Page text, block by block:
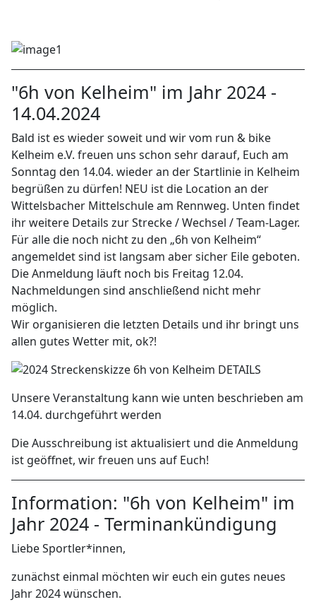
"6h von Kelheim" im Jahr 2024 -
14.04.2024
Bald ist es wieder soweit und wir vom run & bike
Kelheim e.V. freuen uns schon sehr darauf, Euch am
Sonntag den 14.04. wieder an der Startlinie in Kelheim
begrüßen zu dürfen! NEU ist die Location an der
Wittelsbacher Mittelschule am Rennweg. Unten findet
ihr weitere Details zur Strecke / Wechsel / Team-Lager.
Für alle die noch nicht zu den „6h von Kelheim“
angemeldet sind ist langsam aber sicher Eile geboten.
Die Anmeldung läuft noch bis Freitag 12.04.
Nachmeldungen sind anschließend nicht mehr
möglich.
Wir organisieren die letzten Details und ihr bringt uns
allen gutes Wetter mit, ok?!
Unsere Veranstaltung kann wie unten beschrieben am
14.04. durchgeführt werden
Die Ausschreibung ist aktualisiert und die Anmeldung
ist geöffnet, wir freuen uns auf Euch!
Information: "6h von Kelheim" im
Jahr 2024 - Terminankündigung
Liebe Sportler*innen,
zunächst einmal möchten wir euch ein gutes neues
Jahr 2024 wünschen.